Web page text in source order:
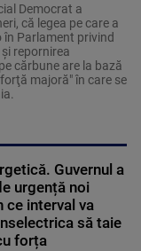
Democrat a
că legea pe care a
în Parlament privind
repornirea
cărbune are la bază
majoră" în care se
Guvernul a
urgență noi
ce interval va
să taie
forța